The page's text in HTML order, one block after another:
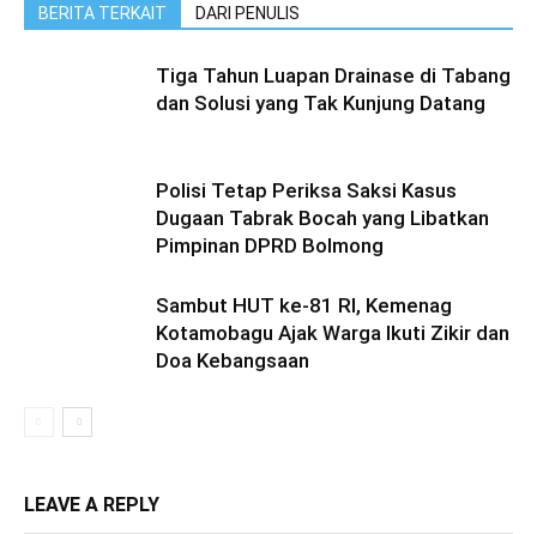
BERITA TERKAIT DARI PENULIS
Tiga Tahun Luapan Drainase di Tabang
dan Solusi yang Tak Kunjung Datang
Polisi Tetap Periksa Saksi Kasus
Dugaan Tabrak Bocah yang Libatkan
Pimpinan DPRD Bolmong
Sambut HUT ke-81 RI, Kemenag
Kotamobagu Ajak Warga Ikuti Zikir dan
Doa Kebangsaan
LEAVE A REPLY